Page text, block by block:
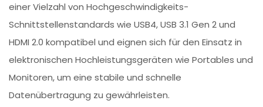
einer Vielzahl von Hochgeschwindigkeits-
Schnittstellenstandards wie USB4, USB 3.1 Gen 2 und
HDMI 2.0 kompatibel und eignen sich für den Einsatz in
elektronischen Hochleistungsgeräten wie Portables und
Monitoren, um eine stabile und schnelle
Datenübertragung zu gewährleisten.